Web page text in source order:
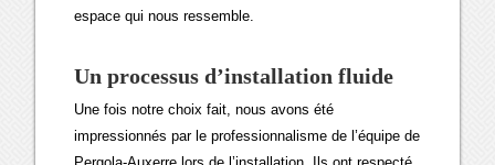
espace qui nous ressemble.
Un processus d’installation fluide
Une fois notre choix fait, nous avons été
impressionnés par le professionnalisme de l’équipe de